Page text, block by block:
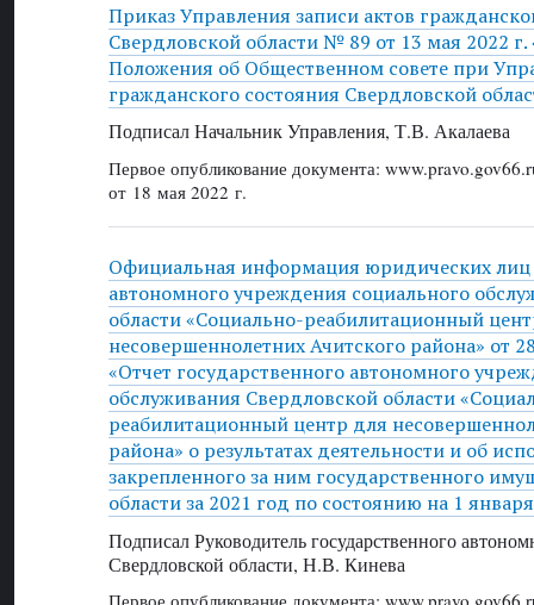
Приказ Управления записи актов
Свердловской области № 89 от 13 мая 2022
Положения об Общественном совете при
гражданского состояния Свердловской
Подписал Начальник Управления, Т.В. Акалаева
Первое опубликование документа:
от 18 мая 2022 г.
Официальная информация юридических лиц
автономного учреждения социального
области «Социально-реабилитационный
несовершеннолетних Ачитского района» от
«Отчет государственного автономного
обслуживания Свердловской области
реабилитационный центр для
района» о результатах деятельности и об
закрепленного за ним государственного
области за 2021 год по состоянию на 1
Подписал Руководитель государственного
Свердловской области, Н.В. Кинева